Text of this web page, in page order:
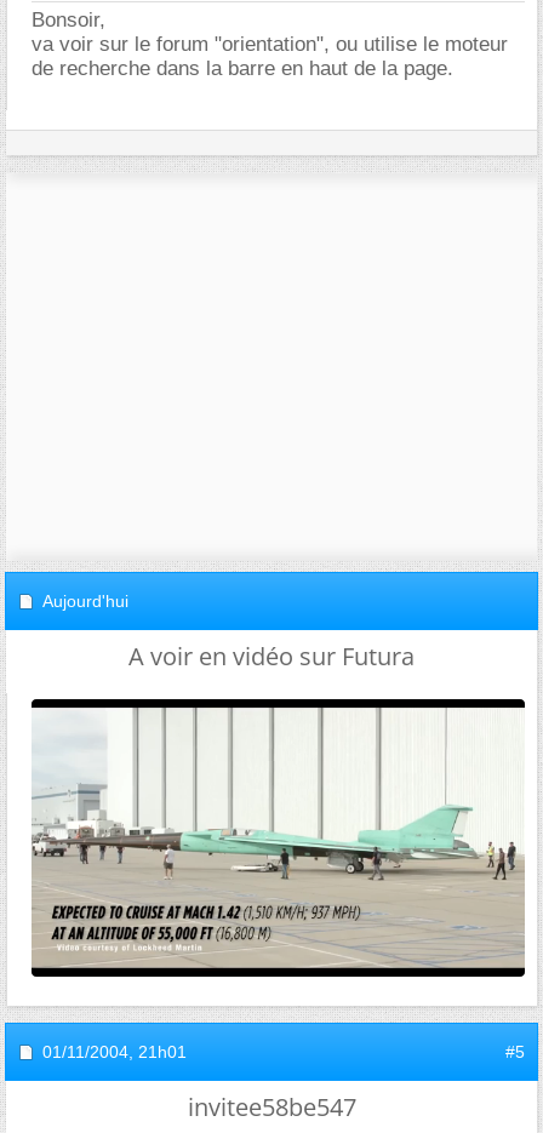
Bonsoir,
va voir sur le forum "orientation", ou utilise le moteur
de recherche dans la barre en haut de la page.
Aujourd'hui
A voir en vidéo sur Futura
01/11/2004, 21h01 #5
invitee58be547